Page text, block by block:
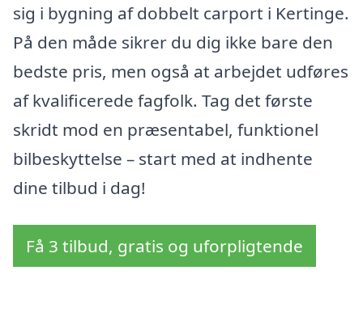
sig i bygning af dobbelt carport i Kertinge.
På den måde sikrer du dig ikke bare den
bedste pris, men også at arbejdet udføres
af kvalificerede fagfolk. Tag det første
skridt mod en præsentabel, funktionel
bilbeskyttelse – start med at indhente
dine tilbud i dag!
Få 3 tilbud, gratis og uforpligtende